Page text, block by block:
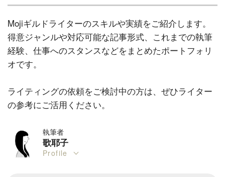
Mojiギルドライターのスキルや実績をご紹介します。
得意ジャンルや対応可能な記事形式、これまでの執筆
経験、仕事へのスタンスなどをまとめたポートフォリ
オです。
ライティングの依頼をご検討中の方は、ぜひライター
の参考にご活用ください。
執筆者
歌耶子
Profile